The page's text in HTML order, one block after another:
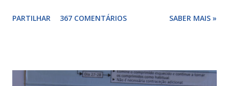
componentes. Composição da yasminelle®: lactose mono-
A pilula yasminelle® deve ser tomada todos os dias, no
PARTILHAR 367 COMENTÁRIOS SABER MAIS »